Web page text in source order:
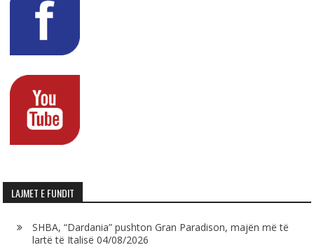
LAJMET E FUNDIT
SHBA, “Dardania” pushton Gran Paradison, majën më të
lartë të Italisë 04/08/2026